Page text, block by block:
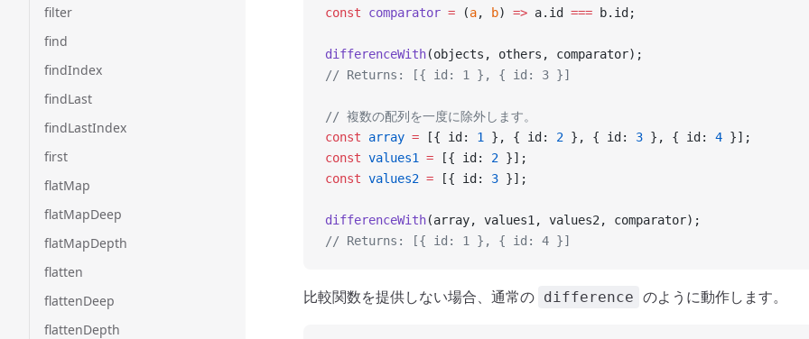
filter
find
findIndex
findLast
findLastIndex
first
flatMap
flatMapDeep
flatMapDepth
flatten
flattenDeep
flattenDepth
const comparator = (a, b) => a.id === b.id;
differenceWith(objects, others, comparator);
// Returns: [{ id: 1 }, { id: 3 }]
// 複数の配列を一度に除外します。
const array = [{ id: 1 }, { id: 2 }, { id: 3 }, { id: 4 }];
const values1 = [{ id: 2 }];
const values2 = [{ id: 3 }];
differenceWith(array, values1, values2, comparator);
// Returns: [{ id: 1 }, { id: 4 }]
比較関数を提供しない場合、通常の difference のように動作します。